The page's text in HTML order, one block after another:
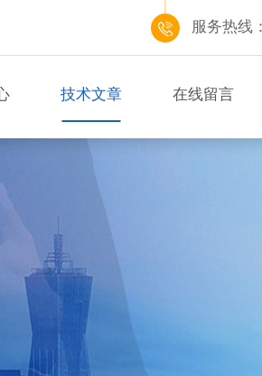
服务热线：
技术文章 在线留言